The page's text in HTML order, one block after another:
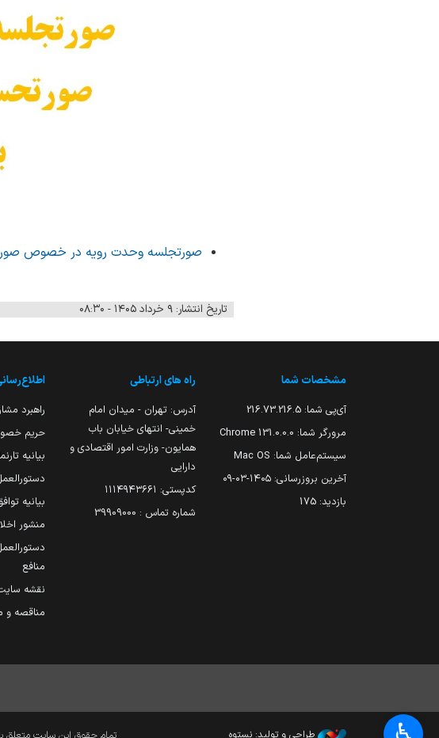
صورتجلسه وحدت رویه در خصوص صورت‌حساب
تاریخ انتشار: ۹ خرداد ۱۴۰۵ - ۰۸:۳۰
مشخصات شما
آی‌پی شما: 216.73.216.5
مرورگر شما: 131.0.0.0 Chrome
سیستم‌عامل شما: Mac OS
آخرین بروزرسانی: ۱۴۰۵-۰۳-۰۹
بازدید: 175
راه های ارتباطی
آدرس: تهران - میدان امام
خمینی- انتهای خیابان باب
همایون- وزارت امور اقتصادی و
دارایی
کدپستی: ۱۱۱۴۹۴۳۶۶۱
شماره تماس : 39909000
راهبرد
حریم
بیانیه
بیانیه
منشور
منافع
نقشه
مناقصه و
طراحی و تولید: نستوه ♿︎